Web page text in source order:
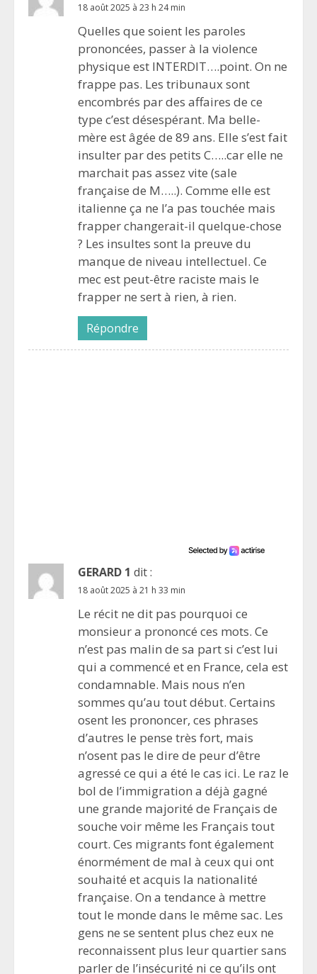
18 août 2025 à 23 h 24 min
Quelles que soient les paroles
prononcées, passer à la violence
physique est INTERDIT….point. On ne
frappe pas. Les tribunaux sont
encombrés par des affaires de ce
type c’est désespérant. Ma belle-
mère est âgée de 89 ans. Elle s’est fait
insulter par des petits C…..car elle ne
marchait pas assez vite (sale
française de M…..). Comme elle est
italienne ça ne l’a pas touchée mais
frapper changerait-il quelque-chose
? Les insultes sont la preuve du
manque de niveau intellectuel. Ce
mec est peut-être raciste mais le
frapper ne sert à rien, à rien.
Répondre
GERARD 1 dit :
18 août 2025 à 21 h 33 min
Le récit ne dit pas pourquoi ce
monsieur a prononcé ces mots. Ce
n’est pas malin de sa part si c’est lui
qui a commencé et en France, cela est
condamnable. Mais nous n’en
sommes qu’au tout début. Certains
osent les prononcer, ces phrases
d’autres le pense très fort, mais
n’osent pas le dire de peur d’être
agressé ce qui a été le cas ici. Le raz le
bol de l’immigration a déjà gagné
une grande majorité de Français de
souche voir même les Français tout
court. Ces migrants font également
énormément de mal à ceux qui ont
souhaité et acquis la nationalité
française. On a tendance à mettre
tout le monde dans le même sac. Les
gens ne se sentent plus chez eux ne
reconnaissent plus leur quartier sans
parler de l’insécurité ni ce qu’ils ont